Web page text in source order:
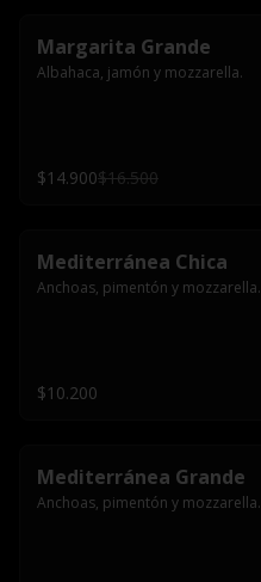
Margarita Grande
Albahaca, jamón y mozzarella.
$14.900$16.500
Mediterránea Chica
Anchoas, pimentón y mozzarella.
$10.200
Mediterránea Grande
Anchoas, pimentón y mozzarella.